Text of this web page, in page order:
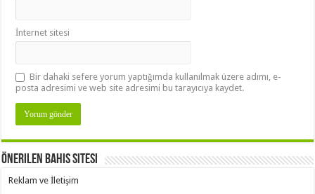
İnternet sitesi
Bir dahaki sefere yorum yaptığımda kullanılmak üzere adımı, e-
posta adresimi ve web site adresimi bu tarayıcıya kaydet.
Önerilen Bahis Sitesi
Reklam ve İletişim